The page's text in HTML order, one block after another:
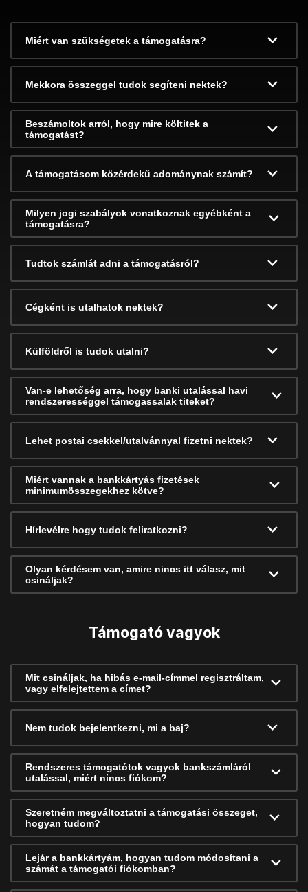
Miért van szükségetek a támogatásra?
Mekkora összeggel tudok segíteni nektek?
Beszámoltok arról, hogy mire költitek a
támogatást?
A támogatásom közérdekű adománynak számít?
Milyen jogi szabályok vonatkoznak egyébként a
támogatásra?
Tudtok számlát adni a támogatásról?
Cégként is utalhatok nektek?
Külföldről is tudok utalni?
Van-e lehetőség arra, hogy banki utalással havi
rendszerességgel támogassalak titeket?
Lehet postai csekkel/utalvánnyal fizetni nektek?
Miért vannak a bankkártyás fizetések
minimumösszegekhez kötve?
Hírlevélre hogy tudok feliratkozni?
Olyan kérdésem van, amire nincs itt válasz, mit
csináljak?
Támogató vagyok
Mit csináljak, ha hibás e-mail-címmel regisztráltam,
vagy elfelejtettem a címet?
Nem tudok bejelentkezni, mi a baj?
Rendszeres támogatótok vagyok bankszámláról
utalással, miért nincs fiókom?
Szeretném megváltoztatni a támogatási összeget,
hogyan tudom?
Lejár a bankkártyám, hogyan tudom módosítani a
számát a támogatói fiókomban?